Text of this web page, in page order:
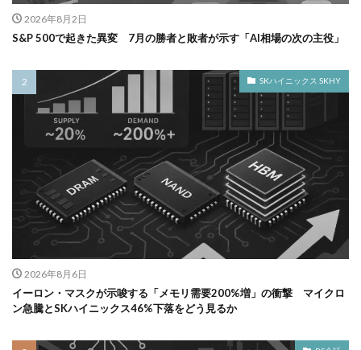
2026年8月2日
S&P 500で起きた異変 7月の勝者と敗者が示す「AI相場の次の主役」
SKハイニックス SKHY
2026年8月6日
イーロン・マスクが示唆する「メモリ需要200%増」の衝撃 マイクロ
ン急騰とSKハイニックス46%下落をどう見るか